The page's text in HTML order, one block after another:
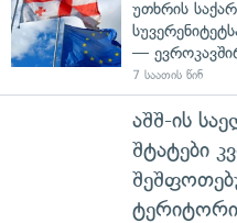
უთხრის
—
7 საათის წინ
აშშ-ის
შტატები